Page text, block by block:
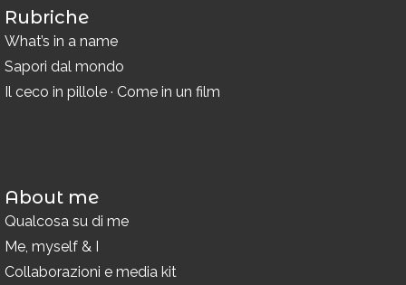
Rubriche
What’s in a name
Sapori dal mondo
Il ceco in pillole · Come in un film
About me
Qualcosa su di me
Me, myself & I
Collaborazioni e media kit